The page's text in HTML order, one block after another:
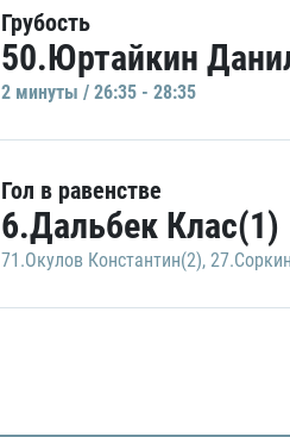
Грубость
50.Юртайкин
2 минуты / 26:35 - 28:35
Гол в равенстве
6.Дальбек Клас(1)
71.Окулов Константин(2),